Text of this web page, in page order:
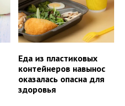
Еда из пластиковых
контейнеров навынос
оказалась опасна для
здоровья